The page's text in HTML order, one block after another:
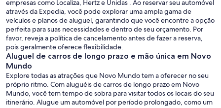
empresas como Localiza, Hertz e Unidas . Ao reservar seu automóvel
através da Expedia, você pode explorar uma ampla gama de
veículos e planos de aluguel, garantindo que você encontre a opção
perfeita para suas necessidades e dentro de seu orçamento. Por
favor, reveja a política de cancelamento antes de fazer a reserva,
pois geralmente oferece flexibilidade.
Aluguel de carros de longo prazo e mão única em Novo
Mundo
Explore todas as atrações que Novo Mundo tem a oferecer no seu
próprio ritmo. Com aluguéis de carros de longo prazo em Novo
Mundo, você tem tempo de sobra para visitar todos os locais do seu
itinerário. Alugue um automóvel por período prolongado, como um